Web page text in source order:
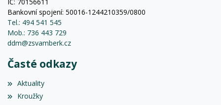
Bankovní spojení: 50016-1244210359/0800
Tel.: 494 541 545
Mob.: 736 443 729
ddm@zsvamberk.cz
Časté odkazy
Aktuality
Kroužky